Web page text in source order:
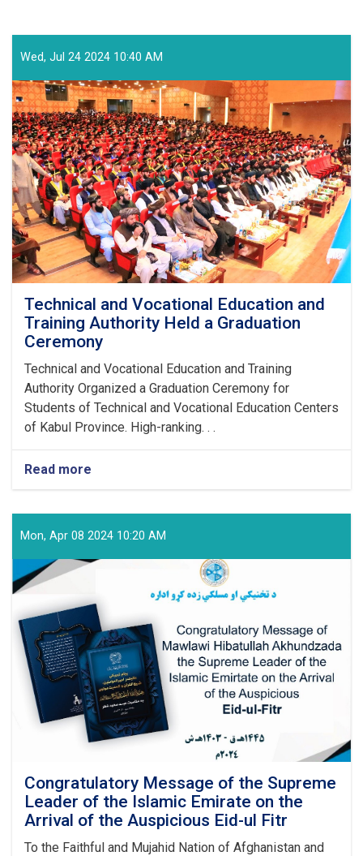
Wed, Jul 24 2024 10:40 AM
Technical and Vocational Education and
Training Authority Held a Graduation
Ceremony
Technical and Vocational Education and Training
Authority Organized a Graduation Ceremony for
Students of Technical and Vocational Education Centers
of Kabul Province. High-ranking. . .
Read more
Technical
Vocational
Education
Training
Held
a
Graduation
Ceremony
Mon, Apr 08 2024 10:20 AM
Congratulatory Message of the Supreme
Leader of the Islamic Emirate on the
Arrival of the Auspicious Eid-ul Fitr
To the Faithful and Mujahid Nation of Afghanistan and